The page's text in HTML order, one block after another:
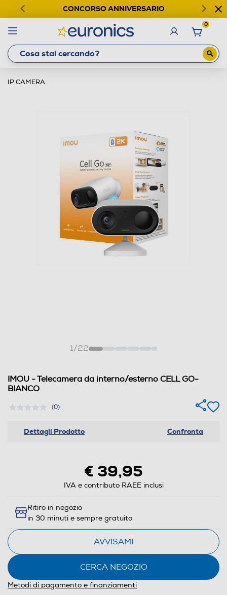
CONCORSO ANNIVERSARIO
0
IP CAMERA
1/22
IMOU - Telecamera da interno/esterno CELL GO-
BIANCO
(0)
Dettagli Prodotto Confronta
€ 39,95
IVA e contributo RAEE inclusi
Ritiro in negozio
in 30 minuti e sempre gratuito
AVVISAMI
CERCA NEGOZIO
Metodi di pagamento e finanziamenti